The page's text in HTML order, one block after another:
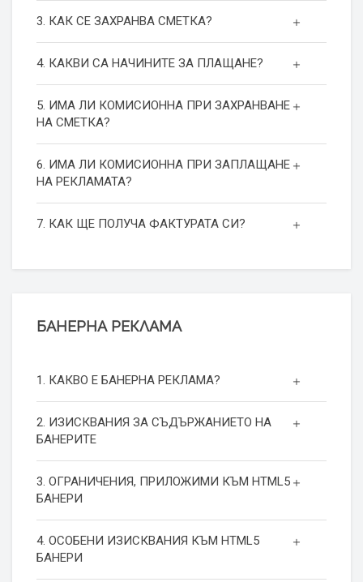
3. КАК СЕ ЗАХРАНВА СМЕТКА?
4. КАКВИ СА НАЧИНИТЕ ЗА ПЛАЩАНЕ?
5. ИМА ЛИ КОМИСИОННА ПРИ ЗАХРАНВАНЕ
НА СМЕТКА?
6. ИМА ЛИ КОМИСИОННА ПРИ ЗАПЛАЩАНЕ
НА РЕКЛАМАТА?
7. КАК ЩЕ ПОЛУЧА ФАКТУРАТА СИ?
БАНЕРНА РЕКЛАМА
1. КАКВО Е БАНЕРНА РЕКЛАМА?
2. ИЗИСКВАНИЯ ЗА СЪДЪРЖАНИЕТО НА
БАНЕРИТЕ
3. ОГРАНИЧЕНИЯ, ПРИЛОЖИМИ КЪМ HTML5
БАНЕРИ
4. ОСОБЕНИ ИЗИСКВАНИЯ КЪМ HTML5
БАНЕРИ